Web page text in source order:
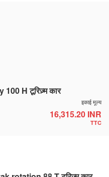
H टूरिज़्म कार
इकाई मूल्य
16,315.20 INR
TTC